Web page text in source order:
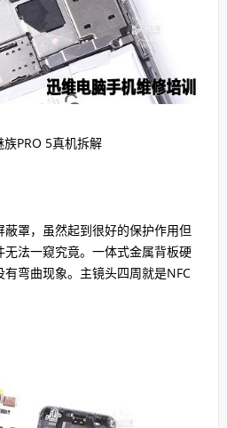
PRO 5真机拆解
罩，虽然起到很好的保护作用但
法一窥究竟。一体式金属背板硬
弯曲现象。主镜头四周就是NFC